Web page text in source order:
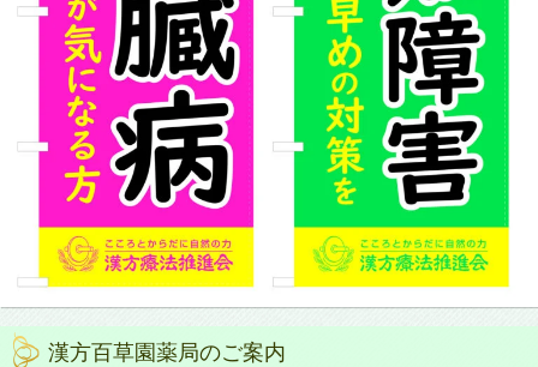
漢方百草園薬局のご案内